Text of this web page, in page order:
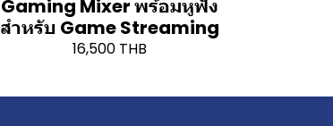
Gaming Mixer พร้อมหูฟัง
สำหรับ Game Streaming
16,500 THB